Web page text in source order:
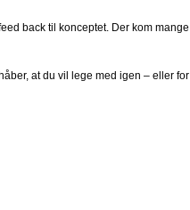
back til konceptet. Der kom mange
at du vil lege med igen – eller for